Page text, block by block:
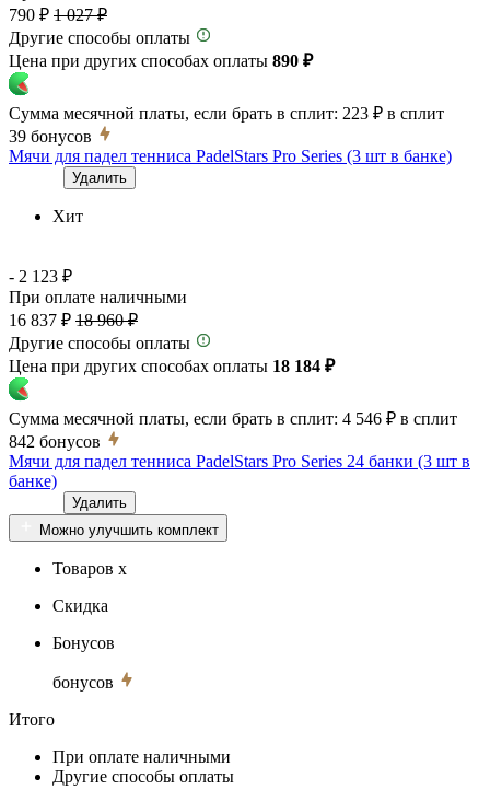
790 ₽ 1 027 ₽
Другие способы оплаты
Цена при других способах оплаты 890 ₽
Сумма месячной платы, если брать в сплит: 223 ₽ в сплит
39 бонусов
Мячи для падел тенниса PadelStars Pro Series (3 шт в банке)
Удалить
Хит
- 2 123 ₽
При оплате наличными
16 837 ₽ 18 960 ₽
Другие способы оплаты
Цена при других способах оплаты 18 184 ₽
Сумма месячной платы, если брать в сплит: 4 546 ₽ в сплит
842 бонусов
Мячи для падел тенниса PadelStars Pro Series 24 банки (3 шт в
банке)
Удалить
Можно улучшить комплект
Товаров x
Скидка
Бонусов
бонусов
Итого
При оплате наличными
Другие способы оплаты